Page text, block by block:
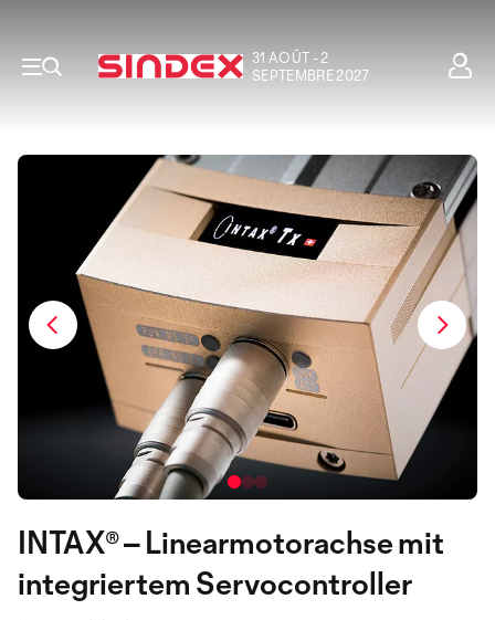
31 AOÛT - 2
SEPTEMBRE 2027
INTAX® – Linearmotorachse mit
integriertem Servocontroller